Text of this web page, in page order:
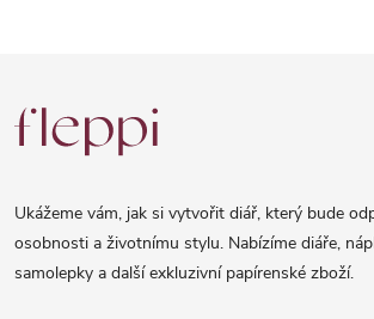
á
Ukážeme vám, jak si vytvořit diář, který bude
osobnosti a životnímu stylu. Nabízíme diáře,
samolepky a další exkluzivní papírenské zboží.